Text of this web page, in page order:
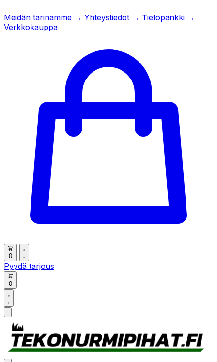
Meidän tarinamme → Yhteystiedot → Tietopankki →
Verkkokauppa
0
Pyydä tarjous
0